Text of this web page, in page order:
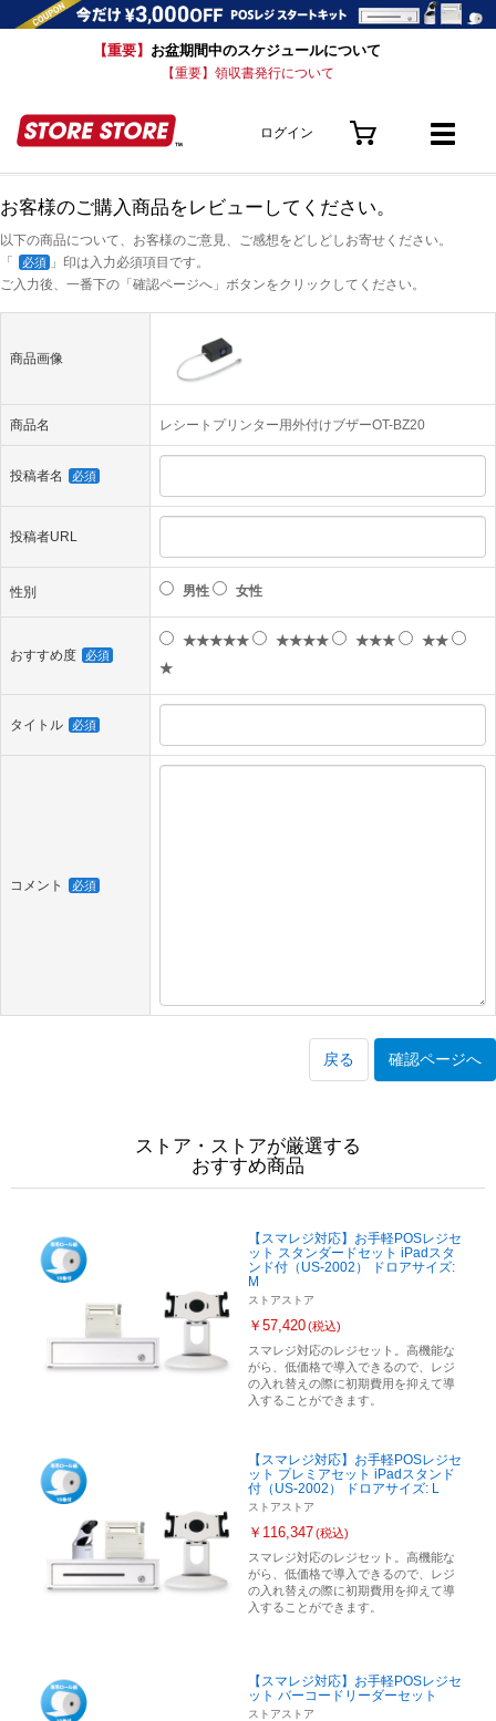
【重要】 お盆期間中のスケジュールについて
【重要】領収書発行について
ログイン
お客様のご購入商品をレビューしてください。
以下の商品について、お客様のご意見、ご感想をどしどしお寄せください。
「
必須 」印は入力必須項目です。
ご入力後、一番下の「確認ページへ」ボタンをクリックしてください。
商品画像
商品名 レシートプリンター用外付けブザーOT-BZ20
投稿者名 必須
投稿者URL
性別 男性 女性
おすすめ度 必須
★★★★★ ★★★★ ★★★
★★
★
タイトル 必須
コメント 必須
戻る 確認ページへ
ストア・ストアが厳選する
おすすめ商品
【スマレジ対応】お手軽POSレジセ
ット スタンダードセット iPadスタ
ンド付（US-2002） ドロアサイズ:
M
ストアストア
￥57,420(税込)
スマレジ対応のレジセット。高機能な
がら、低価格で導入できるので、レジ
の入れ替えの際に初期費用を抑えて導
入することができます。
【スマレジ対応】お手軽POSレジセ
ット プレミアセット iPadスタンド
付（US-2002） ドロアサイズ: L
ストアストア
￥116,347(税込)
スマレジ対応のレジセット。高機能な
がら、低価格で導入できるので、レジ
の入れ替えの際に初期費用を抑えて導
入することができます。
【スマレジ対応】お手軽POSレジセ
ット バーコードリーダーセット
ストアストア